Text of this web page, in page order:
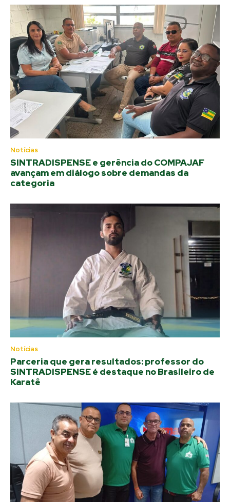
Notícias
SINTRADISPENSE e gerência do COMPAJAF
avançam em diálogo sobre demandas da
categoria
Notícias
Parceria que gera resultados: professor do
SINTRADISPENSE é destaque no Brasileiro de
Karatê